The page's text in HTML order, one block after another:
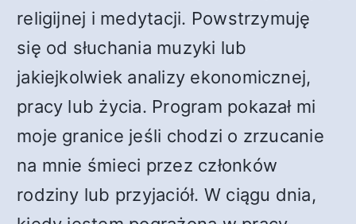
religijnej i medytacji. Powstrzymuję
się od słuchania muzyki lub
jakiejkolwiek analizy ekonomicznej,
pracy lub życia. Program pokazał mi
moje granice jeśli chodzi o zrzucanie
na mnie śmieci przez członków
rodziny lub przyjaciół. W ciągu dnia,